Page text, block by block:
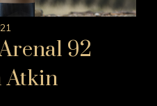
92
Atkin